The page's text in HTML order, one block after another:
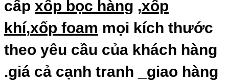
cấp xốp bọc hàng ,xốp
khí,xốp foam mọi kích thước
theo yêu cầu của khách hàng
.giá cả cạnh tranh _giao hàng